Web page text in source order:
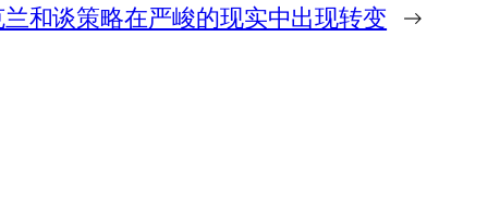
和谈策略在严峻的现实中出现转变 →